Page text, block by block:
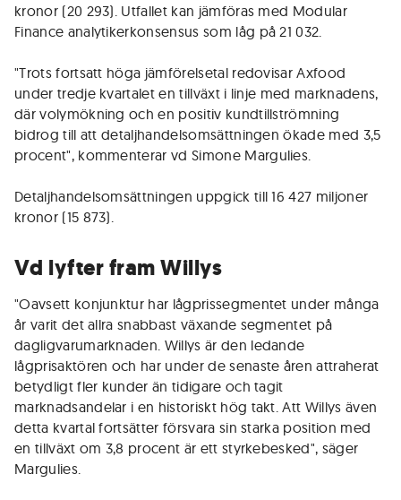
kronor (20 293). Utfallet kan jämföras med Modular
Finance analytikerkonsensus som låg på 21 032.
"Trots fortsatt höga jämförelsetal redovisar Axfood
under tredje kvartalet en tillväxt i linje med marknadens,
där volymökning och en positiv kundtillströmning
bidrog till att detaljhandelsomsättningen ökade med 3,5
procent", kommenterar vd Simone Margulies.
Detaljhandelsomsättningen uppgick till 16 427 miljoner
kronor (15 873).
Vd lyfter fram Willys
"Oavsett konjunktur har lågprissegmentet under många
år varit det allra snabbast växande segmentet på
dagligvarumarknaden. Willys är den ledande
lågprisaktören och har under de senaste åren attraherat
betydligt fler kunder än tidigare och tagit
marknadsandelar i en historiskt hög takt. Att Willys även
detta kvartal fortsätter försvara sin starka position med
en tillväxt om 3,8 procent är ett styrkebesked", säger
Margulies.